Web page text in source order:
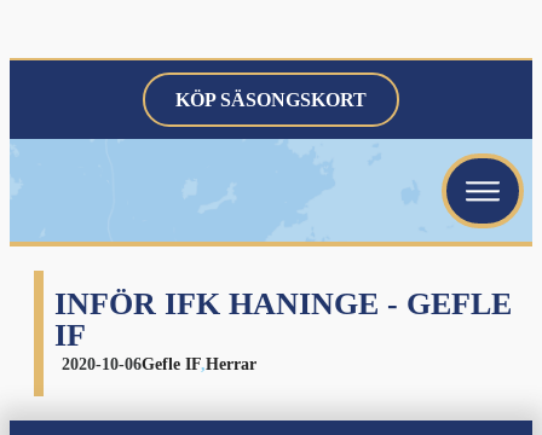
KÖP SÄSONGSKORT
INFÖR IFK HANINGE - GEFLE
IF
2020-10-06Gefle IF,Herrar